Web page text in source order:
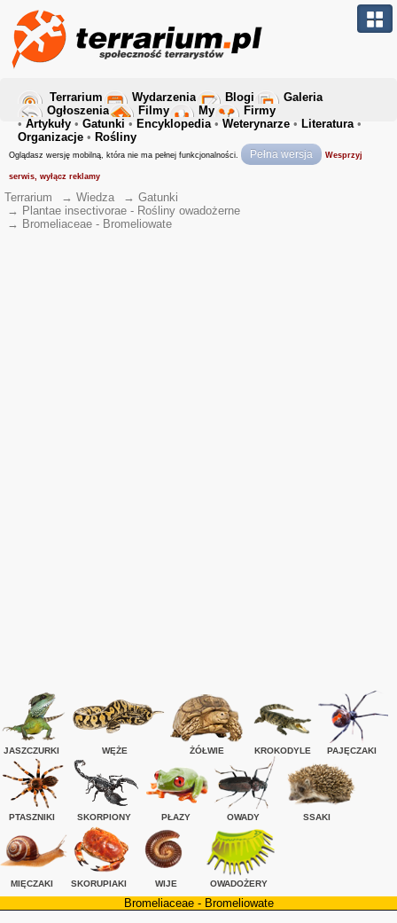
Terrarium Wydarzenia Blogi
Galeria
Ogłoszenia
Filmy My
Firmy
• Artykuły • Gatunki • Encyklopedia• Weterynarze • Literatura•
Organizacje • Rośliny
Oglądasz wersję mobilną, która nie ma pełnej funkcjonalności. Pełna wersja Wesprzyj
serwis, wyłącz reklamy
Terrarium → Wiedza → Gatunki
→ Plantae insectivorae - Rośliny owadożerne
→ Bromeliaceae - Bromeliowate
JASZCZURKI WĘŻE ŻÓŁWIE KROKODYLE PAJĘCZAKI
PTASZNIKI SKORPIONY PŁAZY OWADY SSAKI
MIĘCZAKI SKORUPIAKI WIJE OWADOŻERY
Bromeliaceae - Bromeliowate